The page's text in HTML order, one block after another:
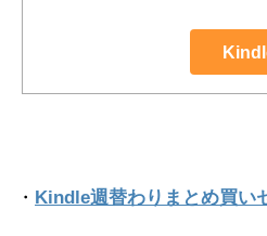
・ Kindle週替わりまとめ買い